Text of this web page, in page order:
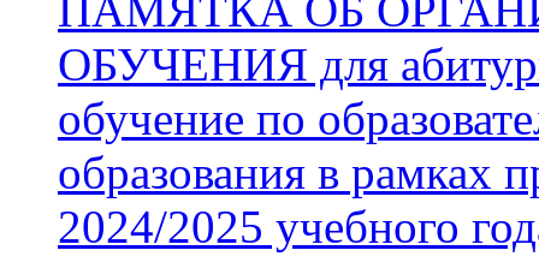
ОБУЧЕНИЯ для
обучение по
образования в рамках
2024/2025 учебного